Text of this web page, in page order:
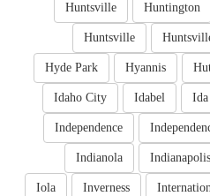
Huntington
Huntsville
Huntsville
Hyannis
Hyde Park
Idabel
Idaho City
Independence
Indianapolis
Indianola
Inverness
Iola